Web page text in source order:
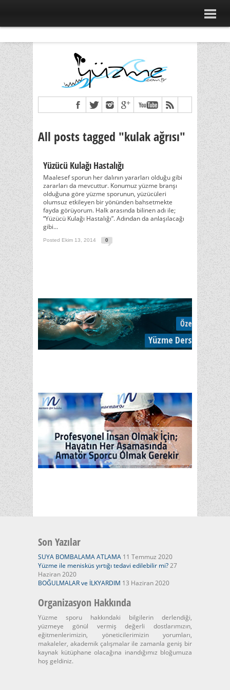
All posts tagged "kulak ağrısı"
Yüzücü Kulağı Hastalığı
Maalesef sporun her dalının yararları olduğu gibi
zararları da mevcuttur. Konumuz yüzme branşı
olduğuna göre yüzme sporunun, yüzücüleri
olumsuz etkileyen bir yönünden bahsetmekte
fayda görüyorum. Halk arasında bilinen adı ile;
“Yüzücü Kulağı Hastalığı”. Adından da anlaşılacağı
gibi...
Posted Ekim 13, 2014 0
Son Yazılar
SUYA BOMBALAMA ATLAMA 11 Temmuz 2020
Yüzme ile menisküs yırtığı tedavi edilebilir mi?27
Haziran 2020
BOĞULMALAR ve İLKYARDIM 13 Haziran 2020
Organizasyon Hakkında
Yüzme sporu hakkındaki bilgilerin derlendiği,
yüzmeye gönül vermiş değerli dostlarımızın,
eğitmenlerimizin, yöneticilerimizin yorumları,
makaleler, akademik çalışmalar ile zamanla geniş bir
kaynak kütüphane olacağına inandığımız bloğumuza
hoş geldiniz.